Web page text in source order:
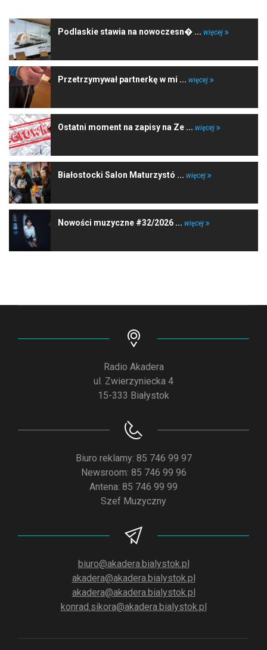
Podlaskie stawia na nowoczesn� ... więcej
Przetrzymywał partnerkę w mi ... więcej
Ostatni moment na zapisy na Ze ... więcej
Białostocki Salon Maturzystó ... więcej
Nowości muzyczne #32/2026 ... więcej
Radio Akadera
ul. Zwierzyniecka 4
15-333 Białystok
Biuro reklamy: 85 746 99 97
Newsroom: 85 746 99 96
Antena: 85 746 99 99
Szef Muzyczny
biuro@akadera.bialystok.pl
akadera@akadera.bialystok.pl
akadera@akadera.bialystok.pl
konrad.sikora@akadera.bialystok.pl